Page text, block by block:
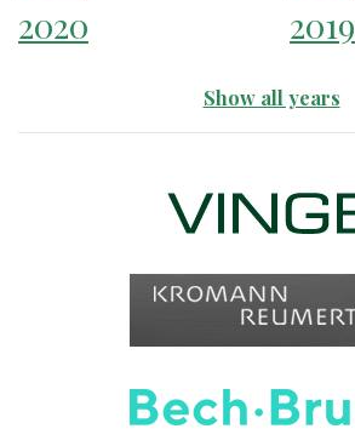
2020
2019
Show all years